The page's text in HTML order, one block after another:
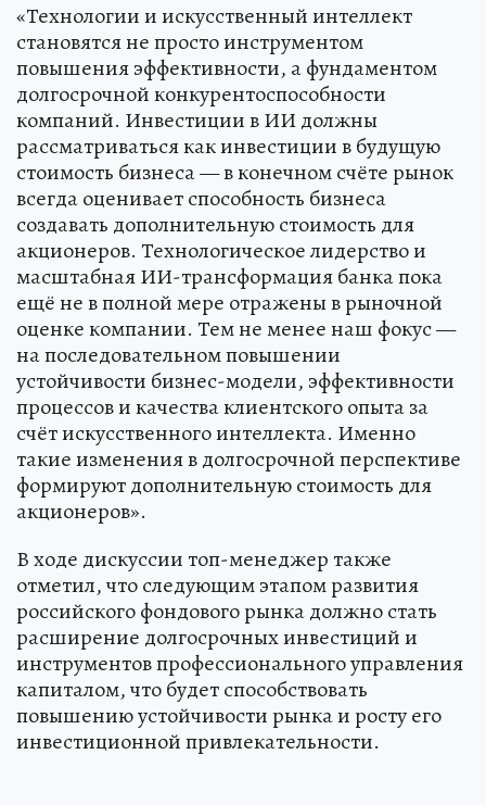
«Технологии и искусственный интеллект
становятся не просто инструментом
повышения эффективности, а фундаментом
долгосрочной конкурентоспособности
компаний. Инвестиции в ИИ должны
рассматриваться как инвестиции в будущую
стоимость бизнеса — в конечном счёте рынок
всегда оценивает способность бизнеса
создавать дополнительную стоимость для
акционеров. Технологическое лидерство и
масштабная ИИ-трансформация банка пока
ещё не в полной мере отражены в рыночной
оценке компании. Тем не менее наш фокус —
на последовательном повышении
устойчивости бизнес-модели, эффективности
процессов и качества клиентского опыта за
счёт искусственного интеллекта. Именно
такие изменения в долгосрочной перспективе
формируют дополнительную стоимость для
акционеров».
В ходе дискуссии топ-менеджер также
отметил, что следующим этапом развития
российского фондового рынка должно стать
расширение долгосрочных инвестиций и
инструментов профессионального управления
капиталом, что будет способствовать
повышению устойчивости рынка и росту его
инвестиционной привлекательности.